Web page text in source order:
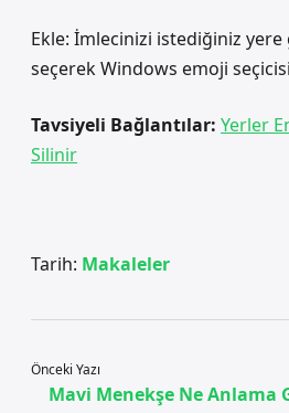
Ekle: İmlecinizi istediğiniz
seçerek Windows emoji
Tavsiyeli Bağlantılar: Yerler
Silinir
Tarih: Makaleler
Önceki Yazı
Mavi Menekşe Ne Anlama